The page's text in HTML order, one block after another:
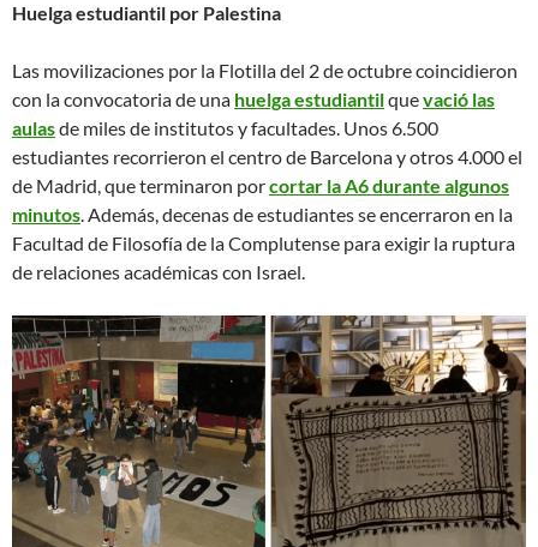
Huelga estudiantil por Palestina
Las movilizaciones por la Flotilla del 2 de octubre coincidieron
con la convocatoria de una huelga estudiantilquevació las
aulasde miles de institutos y facultades. Unos 6.500
estudiantes recorrieron el centro de Barcelona y otros 4.000 el
de Madrid, que terminaron porcortar la A6 durante algunos
minutos. Además, decenas de estudiantes se encerraron en la
Facultad de Filosofía de la Complutense para exigir la ruptura
de relaciones académicas con Israel.